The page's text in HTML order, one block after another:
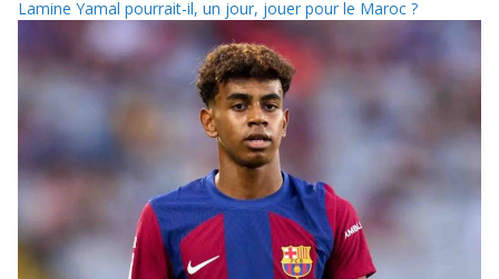
Lamine Yamal pourrait-il, un jour, jouer pour le Maroc ?